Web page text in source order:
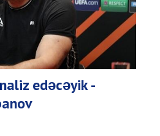
edəcəyik -